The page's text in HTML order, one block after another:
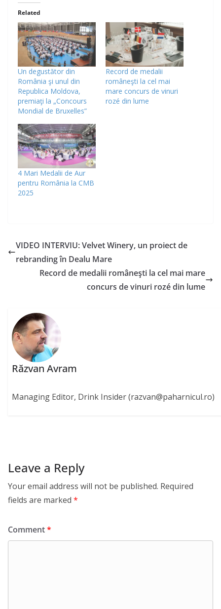
Related
Un degustător din
România şi unul din
Republica Moldova,
premiaţi la „Concours
Mondial de Bruxelles”
Record de medalii
româneşti la cel mai
mare concurs de vinuri
rozé din lume
4 Mari Medalii de Aur
pentru România la CMB
2025
VIDEO INTERVIU: Velvet Winery, un proiect de
rebranding în Dealu Mare
Record de medalii româneşti la cel mai mare
concurs de vinuri rozé din lume
Răzvan Avram
Managing Editor, Drink Insider (razvan@paharnicul.ro)
Leave a Reply
Your email address will not be published. Required
fields are marked *
Comment*